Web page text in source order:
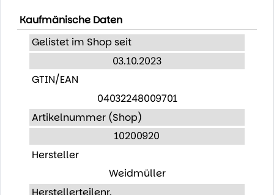
Kaufmänische Daten
Gelistet im Shop seit
03.10.2023
GTIN/EAN
04032248009701
Artikelnummer (Shop)
10200920
Hersteller
Weidmüller
Herstellerteilenr.